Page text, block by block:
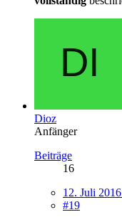
Dioz
Anfänger
Beiträge
16
12. Juli
#19